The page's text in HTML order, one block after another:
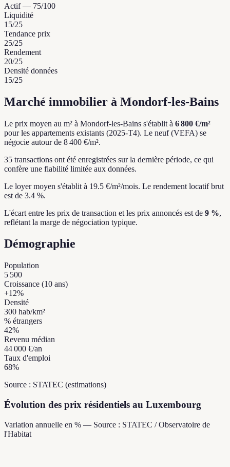
Actif— 75/100
Liquidité
15/25
Tendance prix
25/25
Rendement
20/25
Densité données
15/25
Marché immobilier à Mondorf-les-Bains
Le prix moyen au m² à Mondorf-les-Bains s'établit à 6 800 €/m²
pour les appartements existants (2025-T4). Le neuf (VEFA) se
négocie autour de 8 400 €/m².
35 transactions ont été enregistrées sur la dernière période, ce qui
confère une fiabilité limitée aux données.
Le loyer moyen s'établit à 19.5 €/m²/mois. Le rendement locatif brut
est de 3.4 %.
L'écart entre les prix de transaction et les prix annoncés est de 9 %,
reflétant la marge de négociation typique.
Démographie
Population
5 500
Croissance (10 ans)
+12%
Densité
300 hab/km²
% étrangers
42%
Revenu médian
44 000 €/an
Taux d'emploi
68%
Source : STATEC (estimations)
Évolution des prix résidentiels au Luxembourg
Variation annuelle en % — Source : STATEC / Observatoire de
l'Habitat